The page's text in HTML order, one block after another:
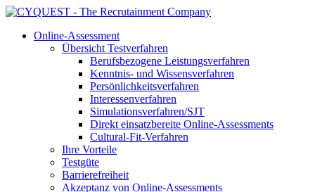
Online-Assessment
Übersicht Testverfahren
Berufsbezogene Leistungsverfahren
Kenntnis- und Wissensverfahren
Persönlichkeitsverfahren
Interessenverfahren
Simulationsverfahren/SJT
Direkt einsatzbereite Online-Assessments
Cultural-Fit-Verfahren
Ihre Vorteile
Testgüte
Barrierefreiheit
Akzeptanz von Online-Assessments